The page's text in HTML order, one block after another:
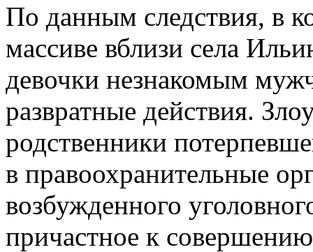
По данным следствия, в
массиве вблизи села
девочки незнакомым
развратные действия.
родственники
в правоохранительные
возбужденного
причастное к